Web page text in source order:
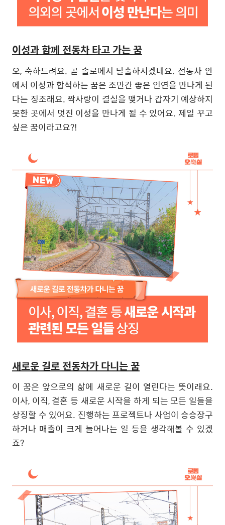
이성과 함께 전동차 타고 가는 꿈
오, 축하드려요. 곧 솔로에서 탈출하시겠네요. 전동차 안
에서 이성과 합석하는 꿈은 조만간 좋은 인연을 만나게 된
다는 징조래요. 짝사랑이 결실을 맺거나 갑자기 예상하지
못한 곳에서 멋진 이성을 만나게 될 수 있어요. 제일 꾸고
싶은 꿈이라고요?!
새로운 길로 전동차가 다니는 꿈
이 꿈은 앞으로의 삶에 새로운 길이 열린다는 뜻이래요.
이사, 이직,결혼 등 새로운 시작을 하게 되는 모든 일들을
상징할 수 있어요. 진행하는 프로젝트나 사업이 승승장구
하거나 매출이 크게 늘어나는 일 등을 생각해볼 수 있겠
죠?